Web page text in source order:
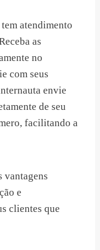
atendimento
as
no
com seus
envie
de seu
facilitando a
vantagens
e
clientes que